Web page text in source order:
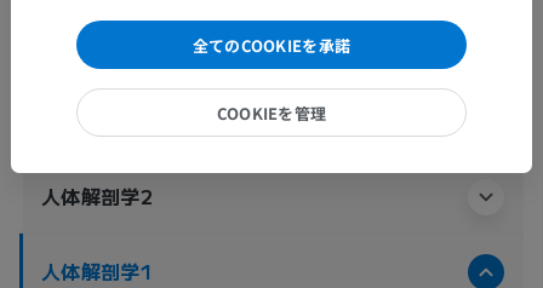
解剖学的階層
人体解剖学2
人体解剖学1
全てのCOOKIEを承諾
COOKIEを管理